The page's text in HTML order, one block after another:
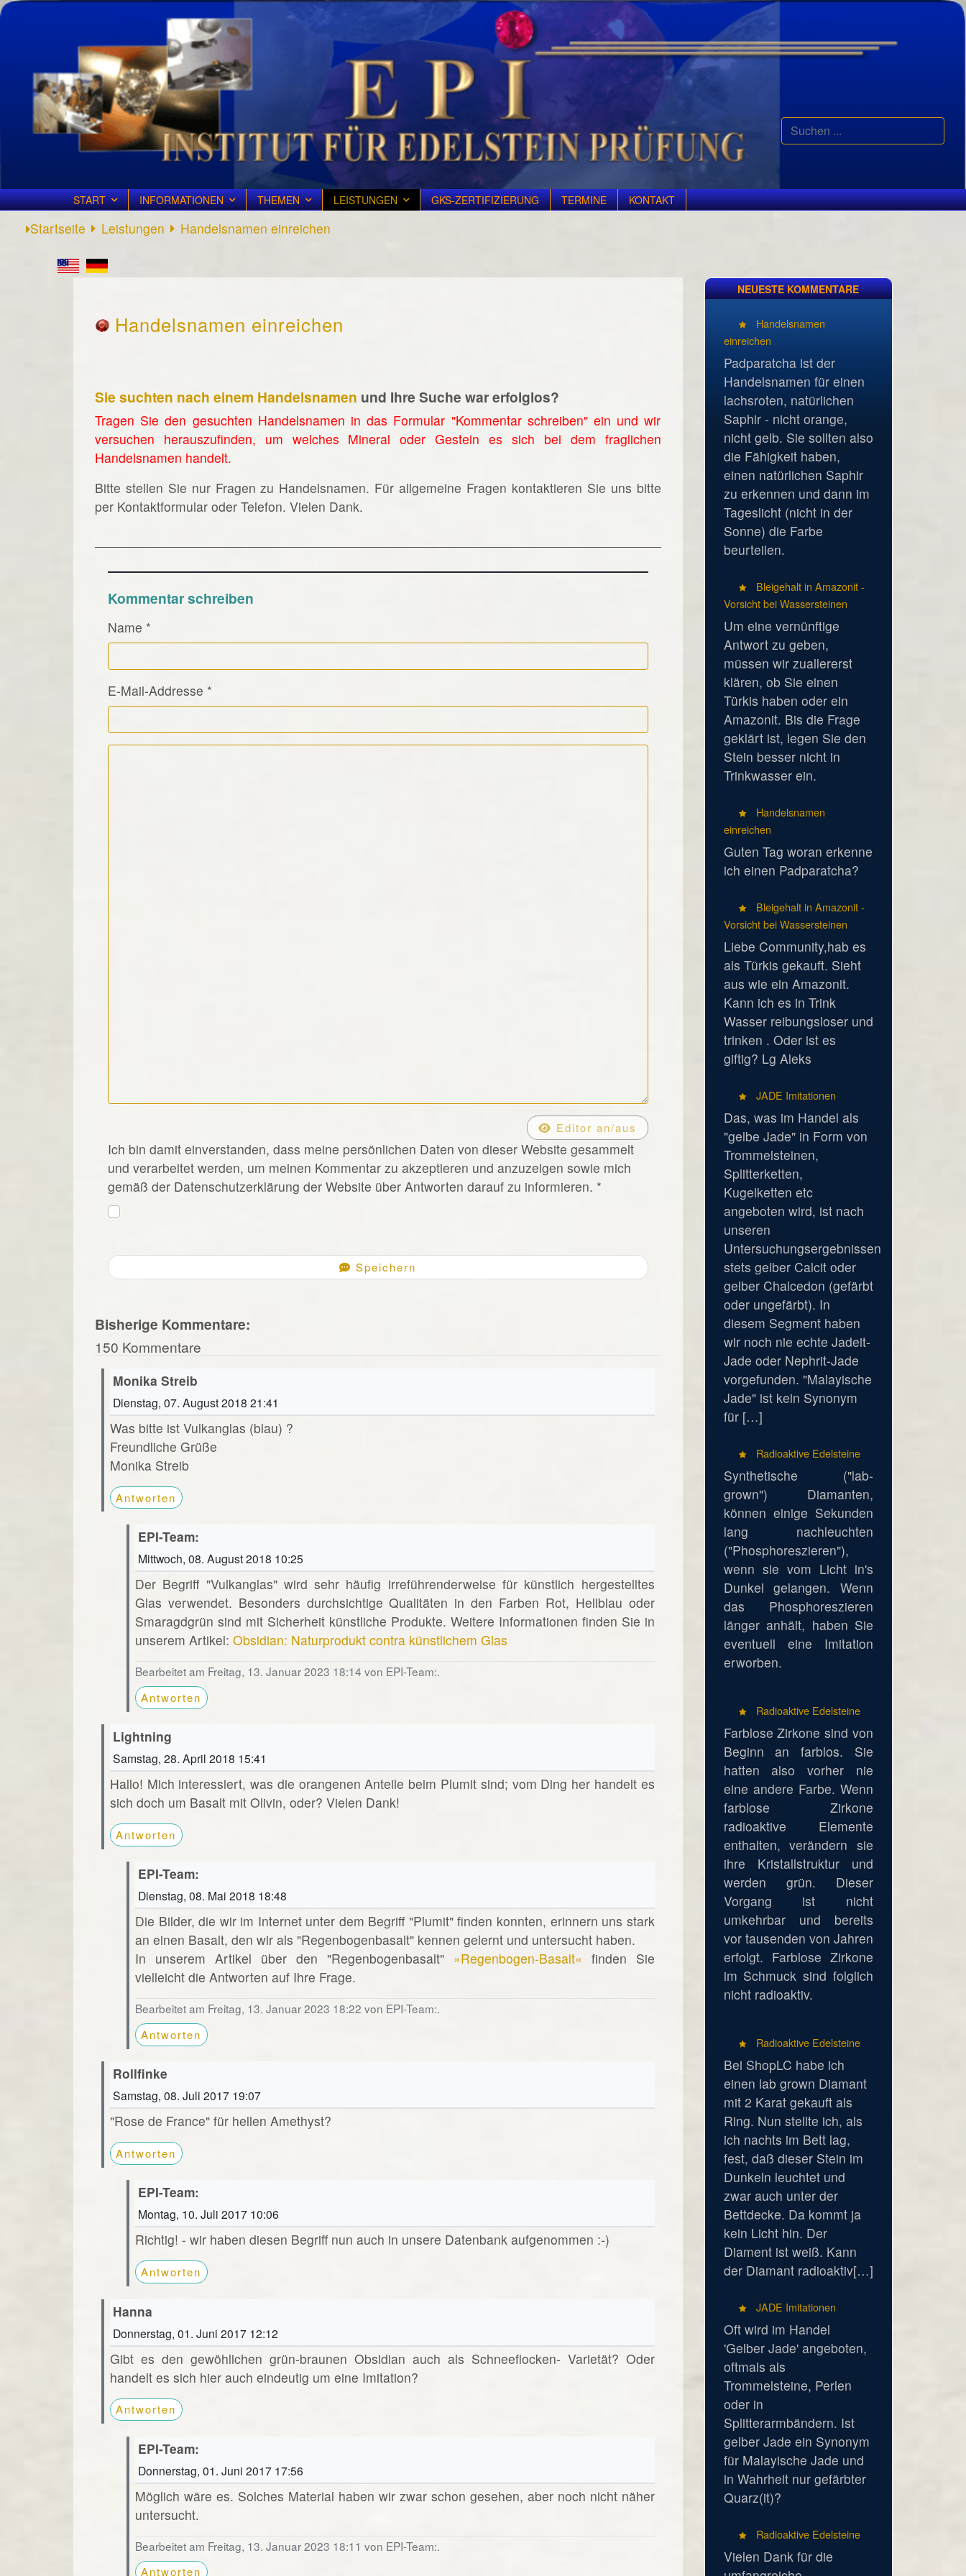
Suchen
...
START INFORMATIONEN THEMEN LEISTUNGEN GKS-ZERTIFIZIERUNG TERMINE KONTAKT
Startseite Leistungen Handelsnamen einreichen
Handelsnamen einreichen
Sie suchten nach einem Handelsnamen und Ihre Suche war erfolglos?
Tragen Sie den gesuchten Handelsnamen in das Formular "Kommentar schreiben" ein und wir
versuchen herauszufinden, um welches Mineral oder Gestein es sich bei dem fraglichen
Handelsnamen handelt.
Bitte stellen Sie nur Fragen zu Handelsnamen. Für allgemeine Fragen kontaktieren Sie uns bitte
per Kontaktformular oder Telefon. Vielen Dank.
Kommentar schreiben
Name *
E-Mail-Addresse *
Kommentar Text
Editor an/aus
Ich bin damit einverstanden, dass meine persönlichen Daten von dieser Website gesammelt
und verarbeitet werden, um meinen Kommentar zu akzeptieren und anzuzeigen sowie mich
gemäß der Datenschutzerklärung der Website über Antworten darauf zu informieren. *
Speichern
Bisherige Kommentare:
150 Kommentare
Monika Streib
Dienstag, 07. August 2018 21:41
Was bitte ist Vulkanglas (blau) ?
Freundliche Grüße
Monika Streib
Antworten
EPI-Team:
Mittwoch, 08. August 2018 10:25
Der Begriff "Vulkanglas" wird sehr häufig irreführenderweise für künstlich hergestelltes
Glas verwendet. Besonders durchsichtige Qualitäten in den Farben Rot, Hellblau oder
Smaragdgrün sind mit Sicherheit künstliche Produkte. Weitere Informationen finden Sie in
unserem Artikel: Obsidian: Naturprodukt contra künstlichem Glas
Bearbeitet am Freitag, 13. Januar 2023 18:14 von EPI-Team:.
Antworten
Lightning
Samstag, 28. April 2018 15:41
Hallo! Mich interessiert, was die orangenen Anteile beim Plumit sind; vom Ding her handelt es
sich doch um Basalt mit Olivin, oder? Vielen Dank!
Antworten
EPI-Team:
Dienstag, 08. Mai 2018 18:48
Die Bilder, die wir im Internet unter dem Begriff "Plumit" finden konnten, erinnern uns stark
an einen Basalt, den wir als "Regenbogenbasalt" kennen gelernt und untersucht haben.
In unserem Artikel über den "Regenbogenbasalt" »Regenbogen-Basalt« finden Sie
vielleicht die Antworten auf Ihre Frage.
Bearbeitet am Freitag, 13. Januar 2023 18:22 von EPI-Team:.
Antworten
Rollfinke
Samstag, 08. Juli 2017 19:07
"Rose de France" für hellen Amethyst?
Antworten
EPI-Team:
Montag, 10. Juli 2017 10:06
Richtig! - wir haben diesen Begriff nun auch in unsere Datenbank aufgenommen :-)
Antworten
Hanna
Donnerstag, 01. Juni 2017 12:12
Gibt es den gewöhlichen grün-braunen Obsidian auch als Schneeflocken- Varietät? Oder
handelt es sich hier auch eindeutig um eine Imitation?
Antworten
EPI-Team:
Donnerstag, 01. Juni 2017 17:56
Möglich wäre es. Solches Material haben wir zwar schon gesehen, aber noch nicht näher
untersucht.
Bearbeitet am Freitag, 13. Januar 2023 18:11 von EPI-Team:.
Antworten
NEUESTE KOMMENTARE
Handelsnamen
einreichen
Padparatcha ist der
Handelsnamen für einen
lachsroten, natürlichen
Saphir - nicht orange,
nicht gelb. Sie sollten also
die Fähigkeit haben,
einen natürlichen Saphir
zu erkennen und dann im
Tageslicht (nicht in der
Sonne) die Farbe
beurteilen.
Bleigehalt in Amazonit -
Vorsicht bei Wassersteinen
Um eine vernünftige
Antwort zu geben,
müssen wir zuallererst
klären, ob Sie einen
Türkis haben oder ein
Amazonit. Bis die Frage
geklärt ist, legen Sie den
Stein besser nicht in
Trinkwasser ein.
Handelsnamen
einreichen
Guten Tag woran erkenne
ich einen Padparatcha?
Bleigehalt in Amazonit -
Vorsicht bei Wassersteinen
Liebe Community,hab es
als Türkis gekauft. Sieht
aus wie ein Amazonit.
Kann ich es in Trink
Wasser reibungsloser und
trinken . Oder ist es
giftig? Lg Aleks
JADE Imitationen
Das, was im Handel als
"gelbe Jade" in Form von
Trommelsteinen,
Splitterketten,
Kugelketten etc
angeboten wird, ist nach
unseren
Untersuchungsergebnissen
stets gelber Calcit oder
gelber Chalcedon (gefärbt
oder ungefärbt). In
diesem Segment haben
wir noch nie echte Jadeit-
Jade oder Nephrit-Jade
vorgefunden. "Malayische
Jade" ist kein Synonym
für […]
Radioaktive Edelsteine
Synthetische ("lab-
grown") Diamanten,
können einige Sekunden
lang nachleuchten
("Phosphoreszieren"),
wenn sie vom Licht in's
Dunkel gelangen. Wenn
das Phosphoreszieren
länger anhält, haben Sie
eventuell eine Imitation
erworben.
Radioaktive Edelsteine
Farblose Zirkone sind von
Beginn an farblos. Sie
hatten also vorher nie
eine andere Farbe. Wenn
farblose Zirkone
radioaktive Elemente
enthalten, verändern sie
ihre Kristallstruktur und
werden grün. Dieser
Vorgang ist nicht
umkehrbar und bereits
vor tausenden von Jahren
erfolgt. Farblose Zirkone
im Schmuck sind folglich
nicht radioaktiv.
Radioaktive Edelsteine
Bei ShopLC habe ich
einen lab grown Diamant
mit 2 Karat gekauft als
Ring. Nun stellte ich, als
ich nachts im Bett lag,
fest, daß dieser Stein im
Dunkeln leuchtet und
zwar auch unter der
Bettdecke. Da kommt ja
kein Licht hin. Der
Diament ist weiß. Kann
der Diamant radioaktiv[…]
JADE Imitationen
Oft wird im Handel
'Gelber Jade' angeboten,
oftmals als
Trommelsteine, Perlen
oder in
Splitterarmbändern. Ist
gelber Jade ein Synonym
für Malayische Jade und
in Wahrheit nur gefärbter
Quarz(it)?
Radioaktive Edelsteine
Vielen Dank für die